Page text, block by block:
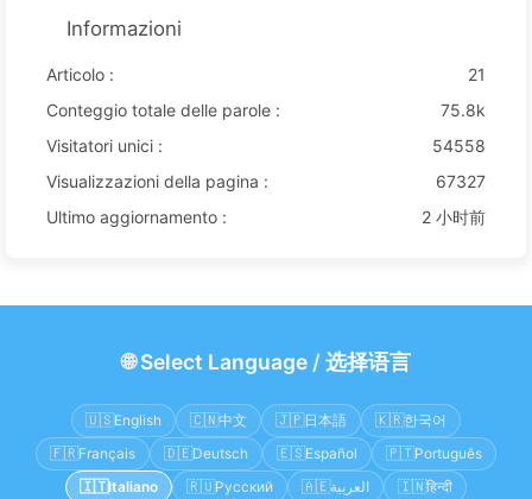
Informazioni
Articolo :
21
Conteggio totale delle parole :
75.8k
Visitatori unici :
54558
Visualizzazioni della pagina :
67327
Ultimo aggiornamento :
2 小时前
🌐Select Language/ 选择语言
🇺🇸English 🇨🇳中文 🇯🇵日本語 🇰🇷한국어
🇫🇷Français 🇩🇪Deutsch 🇪🇸Español 🇵🇹Português
🇮🇹Italiano 🇷🇺Русский 🇦🇪العربية 🇮🇳हिन्दी